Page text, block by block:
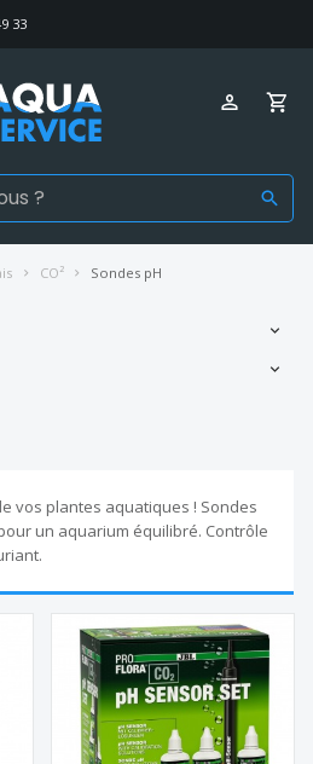
33
CO² Sondes pH
vos plantes aquatiques ! Sondes
un aquarium équilibré. Contrôle